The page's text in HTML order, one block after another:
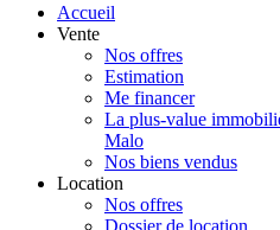
Accueil
Vente
Nos offres
Estimation
Me financer
La plus-value
Malo
Nos biens vendus
Location
Nos offres
Dossier de location